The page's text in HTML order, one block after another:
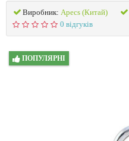
Виробник: Apecs (Китай)
0 відгуків
ПОПУЛЯРНІ